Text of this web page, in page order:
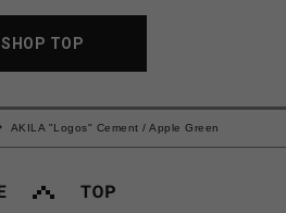
SHOP TOP
AKILA "Logos" Cement / Apple Green